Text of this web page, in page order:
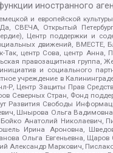
иностранного
и европейской
Открытый Петербург,
Центр поддержки и
движений,
Так, центр Сова, центр
правозащитная группа,
и социального
в Калининграде
Р, Центр Защиты Прав
Северных Стран, Фонд
Развития Свободы
Шнырова Ольга
Анатолий Николаевич,
Ирина Ароновна,
Ольга Евгеньевна,
Александр Маркович,